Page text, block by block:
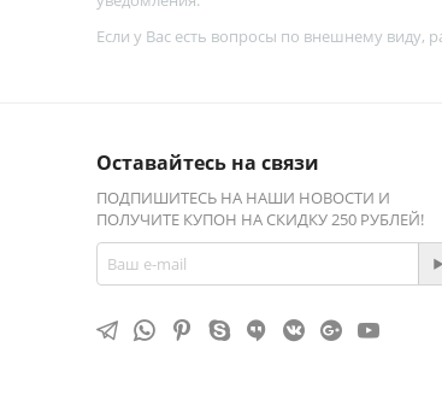
Если у Вас есть вопросы по внешнему виду,
Оставайтесь на связи
ПОДПИШИТЕСЬ НА НАШИ НОВОСТИ И
ПОЛУЧИТЕ КУПОН НА СКИДКУ 250 РУБЛЕЙ!